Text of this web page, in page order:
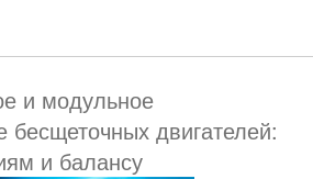
и модульное
бесщеточных двигателей:
и балансу